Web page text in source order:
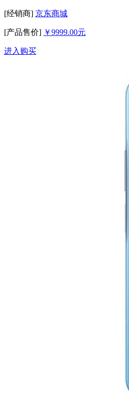
[经销商] 京东商城
[产品售价] ￥9999.00元
进入购买